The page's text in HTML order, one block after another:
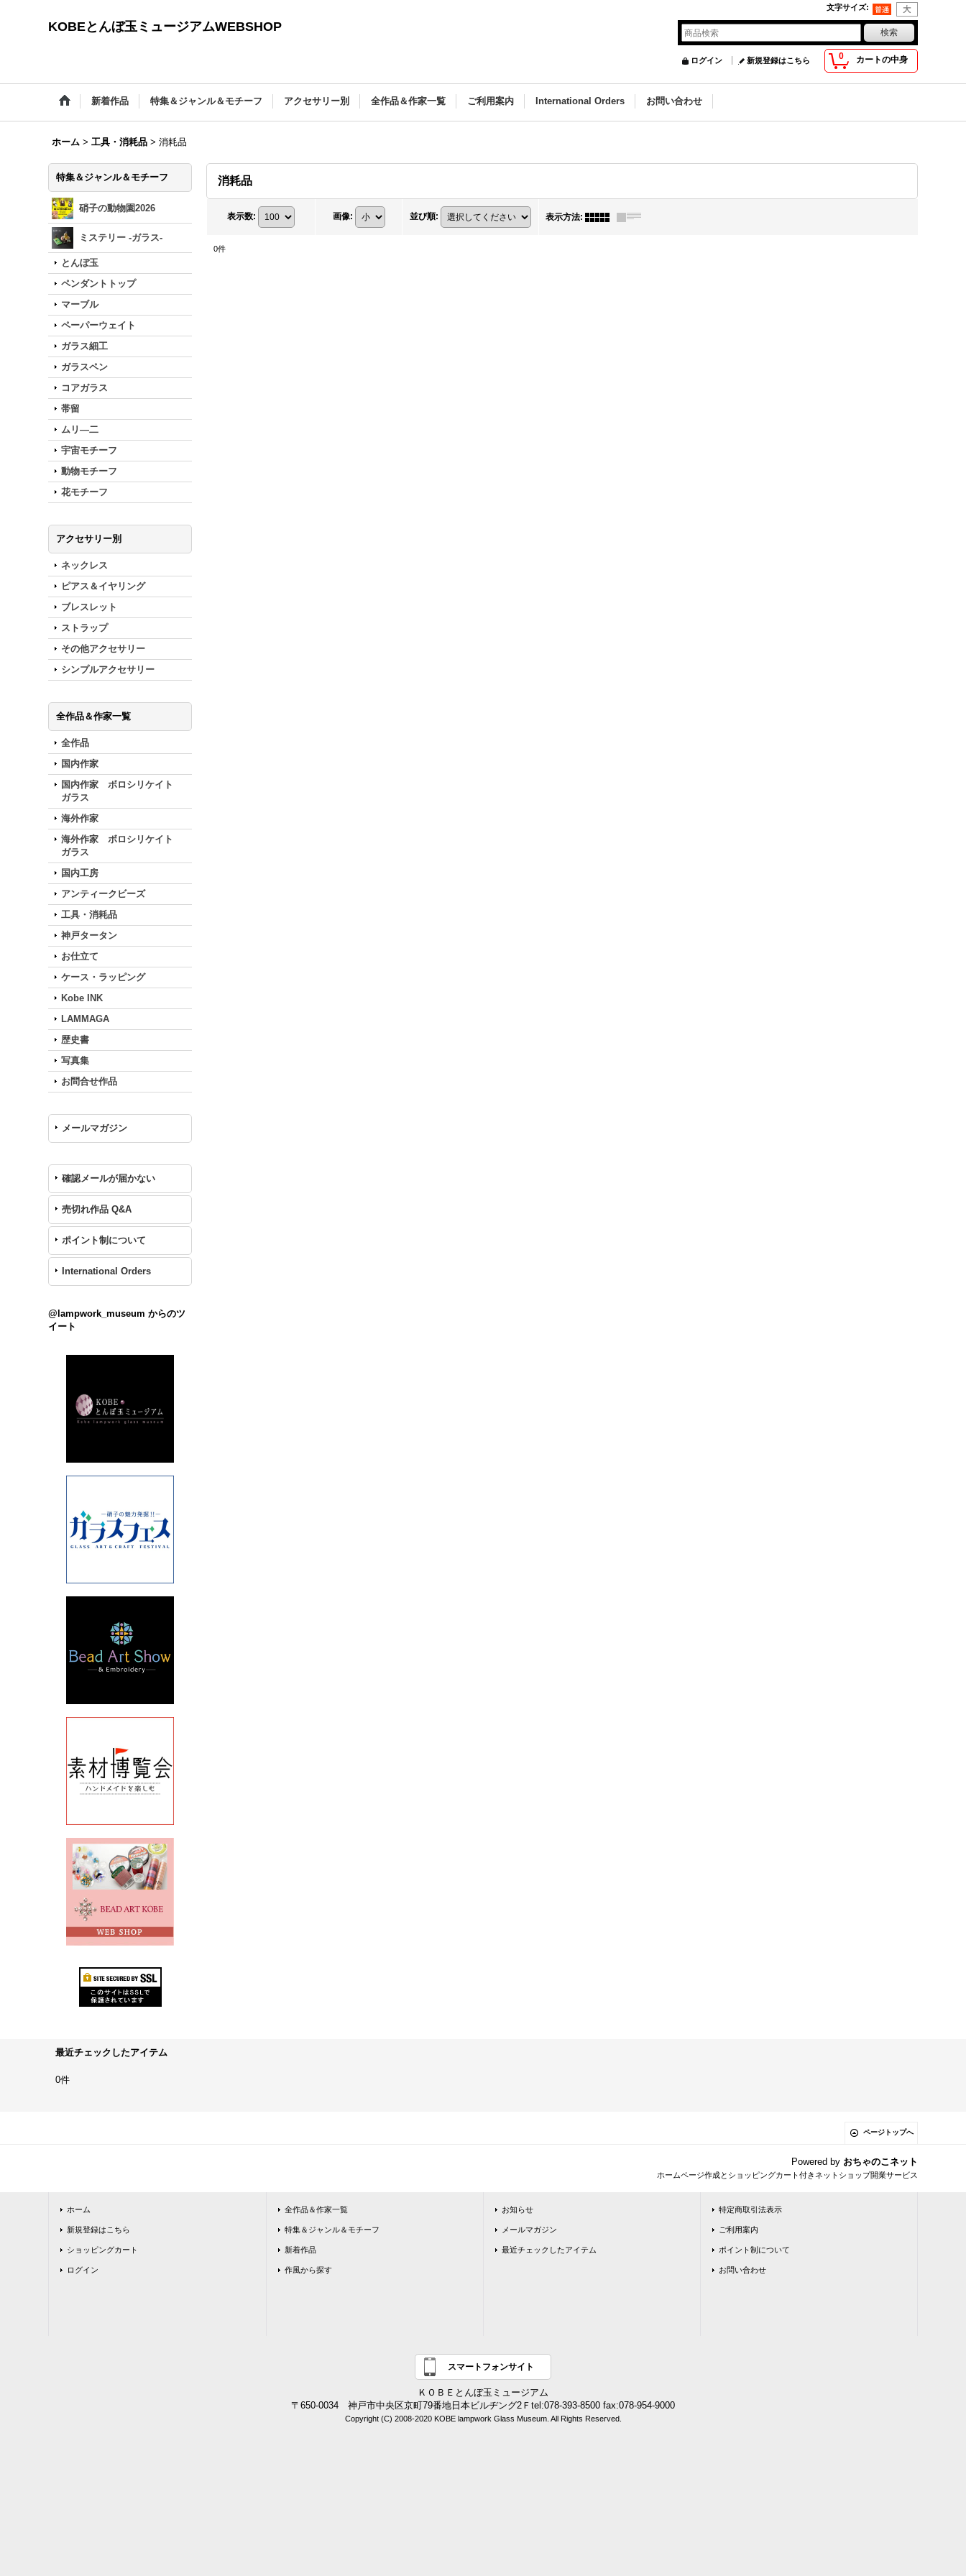
文字サイズ:
KOBEとんぼ玉ミュージアムWEBSHOP
0 カートの中身
ログイン 新規登録はこちら
新着作品 特集＆ジャンル＆モチーフ アクセサリー別 全作品＆作家一覧 ご利用案内 International Orders お問い合わせ
ホーム > 工具・消耗品 > 消耗品
特集＆ジャンル＆モチーフ
硝子の動物園2026
ミステリー -ガラス-
とんぼ玉
ペンダントトップ
マーブル
ペーパーウェイト
ガラス細工
ガラスペン
コアガラス
帯留
ムリ―二
宇宙モチーフ
動物モチーフ
花モチーフ
アクセサリー別
ネックレス
ピアス＆イヤリング
ブレスレット
ストラップ
その他アクセサリー
シンプルアクセサリー
全作品＆作家一覧
全作品
国内作家
国内作家 ボロシリケイト
ガラス
海外作家
海外作家 ボロシリケイト
ガラス
国内工房
アンティークビーズ
工具・消耗品
神戸タータン
お仕立て
ケース・ラッピング
Kobe INK
LAMMAGA
歴史書
写真集
お問合せ作品
メールマガジン
確認メールが届かない
売切れ作品 Q&A
ポイント制について
International Orders
@lampwork_museum からのツ
イート
消耗品
表示数: 画像: 並び順: 表示方法:
0件
最近チェックしたアイテム
0件
ページトップへ
Powered by おちゃのこネット
ホームページ作成とショッピングカート付きネットショップ開業サービス
ホーム
新規登録はこちら
ショッピングカート
ログイン
全作品＆作家一覧
特集＆ジャンル＆モチーフ
新着作品
作風から探す
お知らせ
メールマガジン
最近チェックしたアイテム
特定商取引法表示
ご利用案内
ポイント制について
お問い合わせ
スマートフォンサイト
ＫＯＢＥとんぼ玉ミュージアム
〒650-0034 神戸市中央区京町79番地日本ビルヂング2Ｆtel:078-393-8500 fax:078-954-9000
Copyright (C) 2008-2020 KOBE lampwork Glass Museum. All Rights Reserved.